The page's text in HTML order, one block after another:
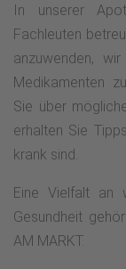
In unserer
Fachleuten
anzuwenden,
Medikamenten
Sie über
erhalten Sie
krank sind.
Eine Vielfalt an
Gesundheit
AM MARKT.